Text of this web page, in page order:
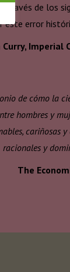
través de los
este error
Imperial
de cómo la
hombres y
cariñosas
racionales y
The